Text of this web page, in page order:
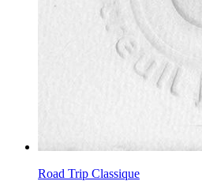
Road Trip Classique